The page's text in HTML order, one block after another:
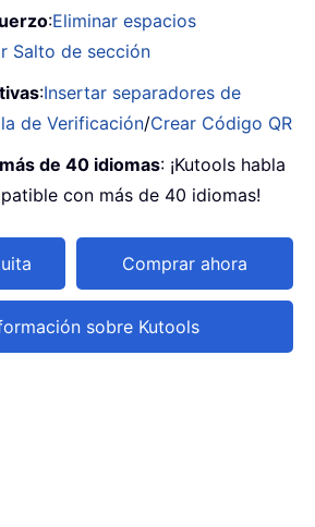
:Eliminar espacios
Salto de sección
:Insertar separadores de
de Verificación/Crear Código QR
de 40 idiomas: ¡Kutools habla
con más de 40 idiomas!
Comprar ahora
sobre Kutools